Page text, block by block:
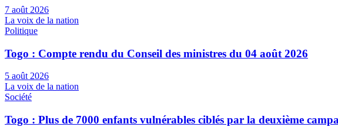
7 août 2026
La voix de la nation
Politique
Togo : Compte rendu du Conseil des ministres du 04 août 2026
5 août 2026
La voix de la nation
Société
Togo : Plus de 7000 enfants vulnérables ciblés par la deuxième